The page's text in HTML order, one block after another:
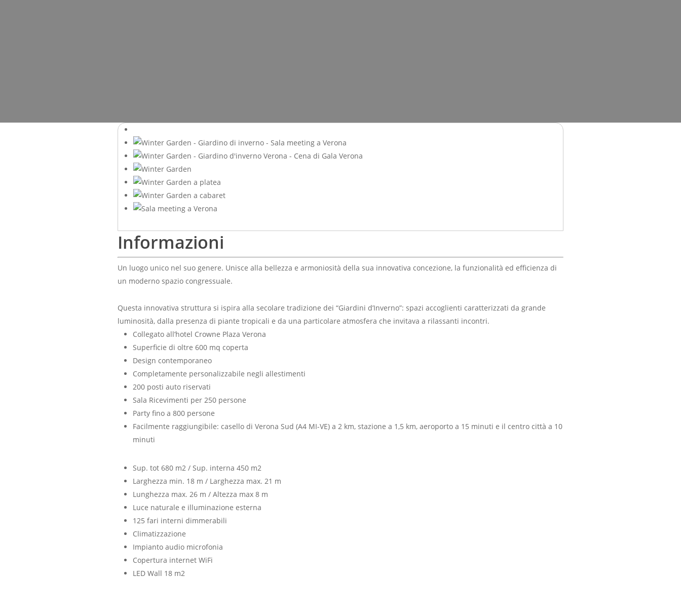
Informazioni
Un luogo unico nel suo genere. Unisce alla bellezza e armoniosità della sua innovativa concezione, la funzionalità ed efficienza di
un moderno spazio congressuale.
Questa innovativa struttura si ispira alla secolare tradizione dei “Giardini d’Inverno”: spazi accoglienti caratterizzati da grande
luminosità, dalla presenza di piante tropicali e da una particolare atmosfera che invitava a rilassanti incontri.
Collegato all’hotel Crowne Plaza Verona
Superficie di oltre 600 mq coperta
Design contemporaneo
Completamente personalizzabile negli allestimenti
200 posti auto riservati
Sala Ricevimenti per 250 persone
Party fino a 800 persone
Facilmente raggiungibile: casello di Verona Sud (A4 MI-VE) a 2 km, stazione a 1,5 km, aeroporto a 15 minuti e il centro città a 10
minuti
Sup. tot 680 m2 / Sup. interna 450 m2
Larghezza min. 18 m / Larghezza max. 21 m
Lunghezza max. 26 m / Altezza max 8 m
Luce naturale e illuminazione esterna
125 fari interni dimmerabili
Climatizzazione
Impianto audio microfonia
Copertura internet WiFi
LED Wall 18 m2